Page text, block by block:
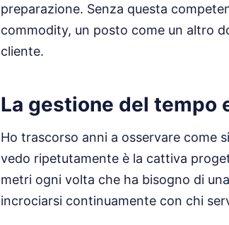
preparazione. Senza questa
commodity, un posto come un altro
cliente.
La gestione del tempo
Ho trascorso anni a osservare come
vedo ripetutamente è la cattiva
metri ogni volta che ha bisogno di
incrociarsi continuamente con chi